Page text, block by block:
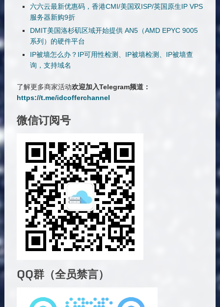
六六云最新优惠码，香港CMI/美国双ISP/英国原生IP VPS
服务器新购9折
DMIT美国洛杉矶区域开始提供 AN5（AMD EPYC 9005
系列）的硬件平台
IP被墙怎么办？IP可用性检测、IP被墙检测、IP被墙查
询，支持域名
了解更多商家活动欢迎加入Telegram频道：
https://t.me/idcofferchannel
微信订阅号
QQ群（全员禁言）